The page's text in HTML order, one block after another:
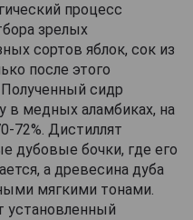
процесс
зрелых
сортов яблок, сок из
после этого
сидр
в медных аламбиках, на
72%. Дистиллят
дубовые бочки, где его
а древесина дуба
мягкими тонами.